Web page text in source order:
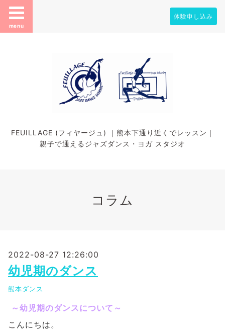
menu
体験申し込み
FEUILLAGE (フィヤージュ) ｜熊本下通り近くでレッスン｜
親子で通えるジャズダンス・ヨガ スタジオ
コラム
2022-08-27 12:26:00
幼児期のダンス
熊本ダンス
～幼児期のダンスについて～
こ んにちは。